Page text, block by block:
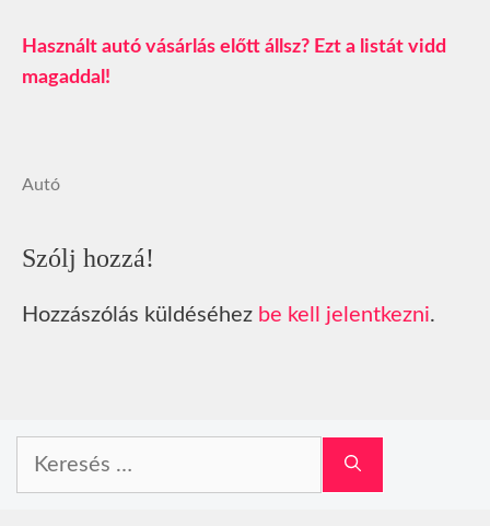
Használt autó vásárlás előtt állsz? Ezt a listát vidd
magaddal!
Autó
Szólj hozzá!
Hozzászólás küldéséhez be kell jelentkezni.